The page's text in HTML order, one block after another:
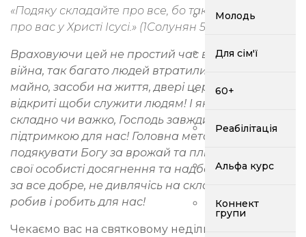
Молодь
Для сім'ї
60+
Реабілітація
Альфа курс
Коннект
групи
«Подяку складайте про все, бо така Божа воля
про вас у Христі Ісусі.» (1Солунян 5:18).
Враховуючи цей не простий час в Україні, де йде
війна, так багато людей втратили свої домівки,
майно, засоби на життя, двері церкви сьогодні
відкриті щоби служити людям! І як би не було
складно чи важко, Господь завжди буде
підтримкою для нас! Головна мета цього свята –
подякувати Богу за врожай та плідну працю, за
свої особисті досягнення та надбання, а також
за все добре, не дивлячісь на складнощі що Він
робив і робить для нас!
Чекаємо вас на святковому недільному